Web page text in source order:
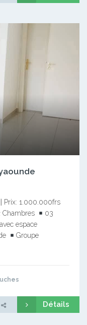
Prix: 1.000.000frs
Chambres
03
espace
Groupe
Détails